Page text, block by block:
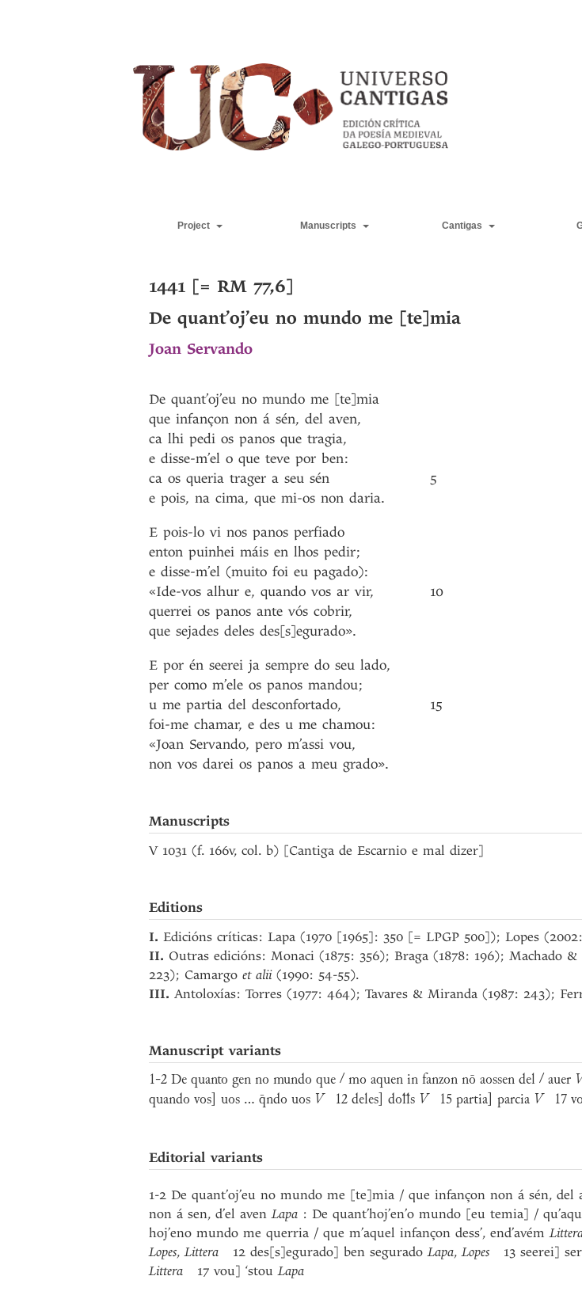
Project Manuscripts Cantigas
1441 [= RM 77,6]
De quant’oj’eu no mundo me [te]mia
Joan Servando
De quant’oj’eu no mundo me [te]mia
que infançon non á sén, del aven,
ca lhi pedi os panos que tragia,
e disse-m’el o que teve por ben:
ca os queria trager a seu sén
e pois, na cima, que mi-os non daria.
E pois-lo vi nos panos perfiado
enton puinhei máis en lhos pedir;
e disse-m’el (muito foi eu pagado):
«Ide-vos alhur e, quando vos ar vir,
querrei os panos ante vós cobrir,
que sejades deles des[s]egurado».
E por én seerei ja sempre do seu lado,
per como m’ele os panos mandou;
u me partia del desconfortado,
foi-me chamar, e des u me chamou:
«Joan Servando, pero m’assi vou,
non vos darei os panos a meu grado».
5
10
15
Manuscripts
V 1031 (f. 166v, col. b) [Cantiga de Escarnio e mal dizer]
Editions
I. Edicións críticas: Lapa (1970 [1965]: 350 [= LPGP 500]); Lopes
II. Outras edicións: Monaci (1875: 356); Braga (1878: 196); Machado
223); Camargo et alii (1990: 54-55).
III. Antoloxías: Torres (1977: 464); Tavares & Miranda (1987: 243);
Manuscript variants
1-2 De quanto gen no mundo que / mo aquen in fanzon nō aossen del / auer
quando vos] uos ... q̄ndo uos V 12 deles] doꝉꝉs V 15 partia] parcia V 17
Editorial variants
1-2 De quant’oj’eu no mundo me [te]mia / que infançon non á sén, del
non á sen, d’el avenLapa : De quant’hoj’en’o mundo [eu temia] /
hoj’eno mundo me querria / que m’aquel infançon dess’, end’avém
Lopes,Littera 12 des[s]egurado] ben seguradoLapa,Lopes 13 seerei]
Littera 17 vou] ‘stouLapa